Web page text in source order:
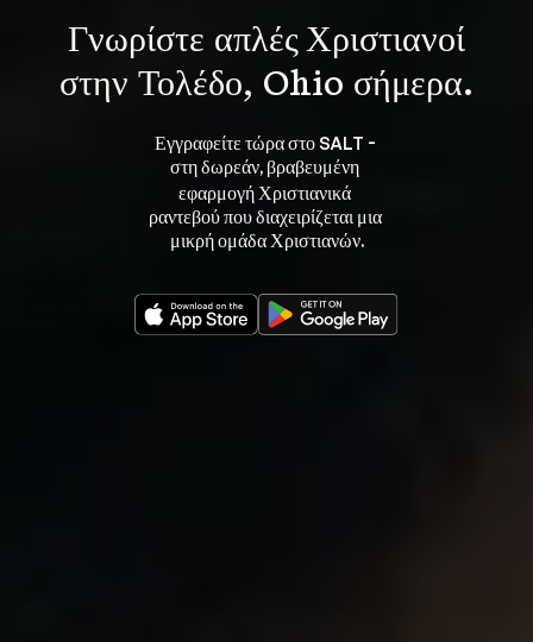
Γνωρίστε απλές Χριστιανοί
στην Τολέδο, Ohio σήμερα.
Εγγραφείτε τώρα στο SALT -
στη δωρεάν, βραβευμένη
εφαρμογή Χριστιανικά
ραντεβού που διαχειρίζεται μια
μικρή ομάδα Χριστιανών.